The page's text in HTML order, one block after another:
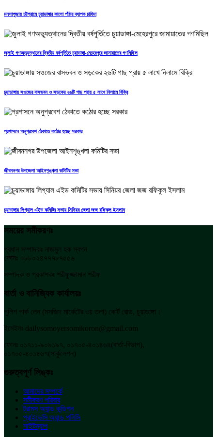
মনসাপূজায় চট্টগ্রামে চুয়াডাঙ্গার কালো পাঁঠার ব্যাপক চাহিদা
জুলাই গণঅভ্যুত্থানের দ্বিতীয় বর্ষপূর্তিতে চুয়াডাঙ্গা-মেহেরপুরে জামায়াতের গণমিছিল
চুয়াডাঙ্গায় সওজের বাসভবন ও সড়কের ২৬টি গাছ প্রায় ৫ লাখে নিলামে বিক্রি
প্রশাসনে অনুপ্রবেশ ঠেকাতে কঠোর হচ্ছে সরকার
জীবননগর উপজেলা আইনশৃঙ্খলা কমিটির সভা
চুয়াডাঙ্গায় লিগ্যাল এইড কমিটির সভায় সিনিয়র জেলা জজ রফিকুল ইসলাম
সময়ের সমীকরণঃ
প্রধান সম্পাদকঃ নাজমুল হক স্বপন
ফোনঃ +৮৮০২৪৭৭৭৮৭৫৫৬
সম্পাদক ও প্রকাশকঃ শরীফুজ্জামান শরীফ
বার্তা ও বানিজ্যিক কার্যালয়ঃ
পুলিশ পার্ক লেন (মসজিদ মার্কেটের ৩য় তলা) কোর্ট রোড, চুয়াডাঙ্গা।
ইমেইলঃ dailysomoyersomikoron@gmail.com
ফোনঃ ০১৭১১-৯০৯১৯৭, ০১৭০৫-৪০১৪৬৪(বার্তা-বিভাগ),
০১৭০৫-৪০১৪৬৭(সার্কুলেশন)
গুরুত্বপূর্ণ লিঙ্কঃ
আমাদের সম্পর্কে
সমীকরণ পরিবার
ট্রামস অ্যান্ড কন্ডিশন
প্রাইভেসি অ্যান্ড পলিসি
সাইটম্যাপ